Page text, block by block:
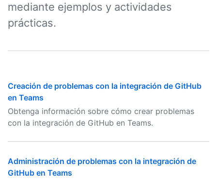
mediante ejemplos y actividades
prácticas.
Creación de problemas con la integración de GitHub
en Teams
Obtenga información sobre cómo crear problemas
con la integración de GitHub en Teams.
Administración de problemas con la integración de
GitHub en Teams